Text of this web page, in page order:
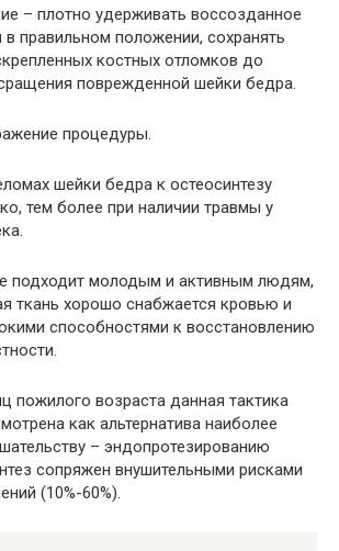
– плотно удерживать воссозданное
правильном положении, сохранять
костных отломков до
поврежденной шейки бедра.
процедуры.
шейки бедра к остеосинтезу
тем более при наличии травмы у
подходит молодым и активным людям,
ткань хорошо снабжается кровью и
способностями к восстановлению
пожилого возраста данная тактика
как альтернатива наиболее
– эндопротезированию
сопряжен внушительными рисками
(10%-60%).